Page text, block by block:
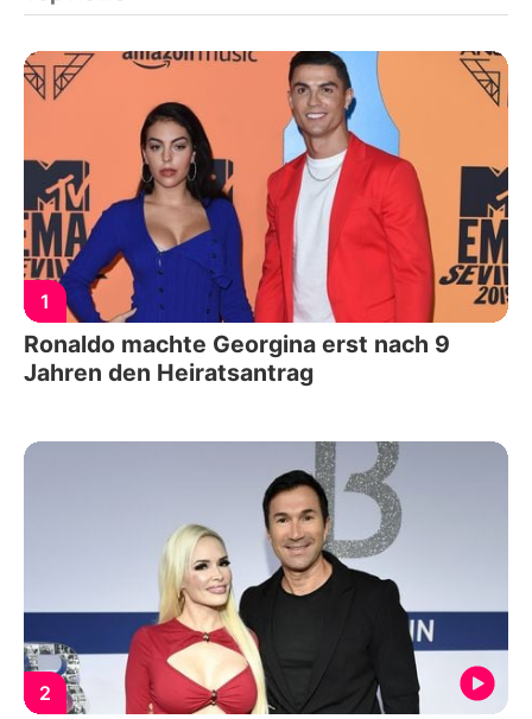
1
Ronaldo machte Georgina erst nach 9
Jahren den Heiratsantrag
2